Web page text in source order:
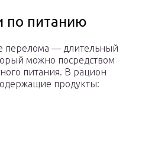
по питанию
перелома — длительный
можно посредством
питания. В рацион
продукты: